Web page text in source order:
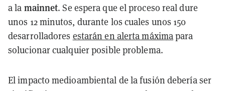
a la mainnet. Se espera que el proceso real dure
unos 12 minutos, durante los cuales unos 150
desarrolladores estarán en alerta máximapara
solucionar cualquier posible problema.
El impacto medioambiental de la fusión debería ser